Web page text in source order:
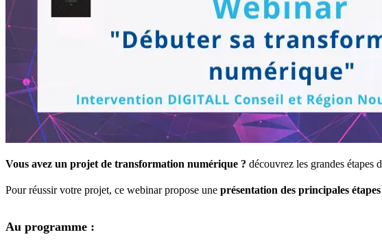
Vous avez un projet de transformation numérique ? découvrez les grandes
Pour réussir votre projet, ce webinar propose une présentation des principales étapes
Au programme :